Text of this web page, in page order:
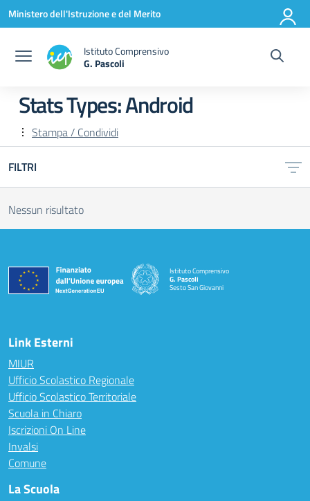
Vai ai contenuti
Vai al menu di navigazione
Vai al footer
Ministero dell'Istruzione e del Merito
Istituto Comprensivo
G. Pascoli
Stats Types:Android
Stampa / Condividi
FILTRI
Nessun risultato
Istituto Comprensivo
G. Pascoli
Sesto San Giovanni
Link Esterni
MIUR
Ufficio Scolastico Regionale
Ufficio Scolastico Territoriale
Scuola in Chiaro
Iscrizioni On Line
Invalsi
Comune
La Scuola